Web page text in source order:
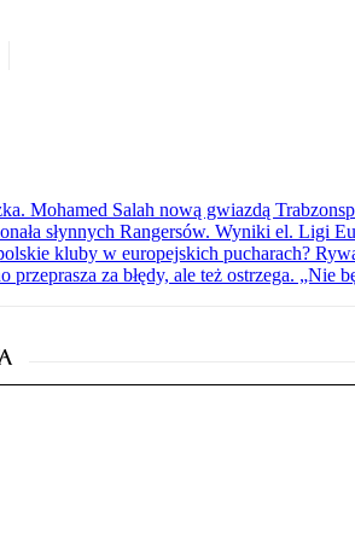
Mohamed Salah nową gwiazdą
słynnych Rangersów. Wyniki el. Ligi
kluby w europejskich pucharach?
przeprasza za błędy, ale też ostrzega. „Nie